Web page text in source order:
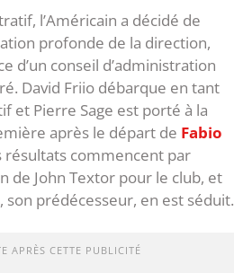
l’Américain a décidé de
profonde de la direction,
d’un conseil d’administration
David Friio débarque en tant
et Pierre Sage est porté à la
après le départ de Fabio
résultats commencent par
de John Textor pour le club, et
, son prédécesseur, en est séduit.
APRÈS CETTE PUBLICITÉ